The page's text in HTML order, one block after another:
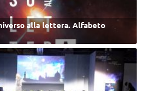
alla lettera. Alfabeto